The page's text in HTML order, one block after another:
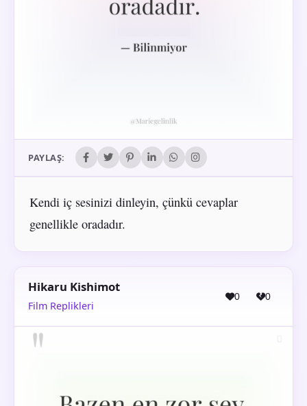
PAYLAŞ:
Kendi iç sesinizi dinleyin, çünkü cevaplar
genellikle oradadır.
Hikaru Kishimot
Film Replikleri
0 0